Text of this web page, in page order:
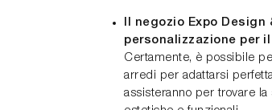
Il negozio Expo
personalizzazione per
Certamente, è possibile
arredi per adattarsi
assisteranno per trovare